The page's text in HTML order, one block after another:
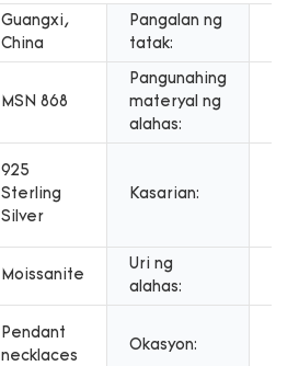
Guangxi,
China
Pangalan ng
tatak:
MSN 868
Pangunahing
materyal ng
alahas:
925
Sterling
Silver
Kasarian:
Moissanite
Uri ng
alahas:
Pendant
necklaces
Okasyon: